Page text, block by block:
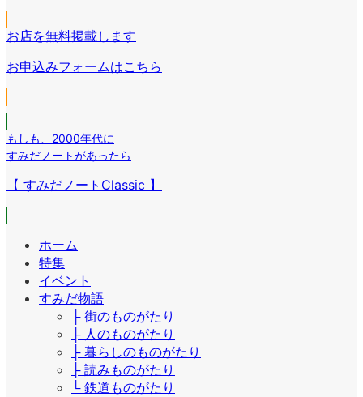
リ
ン
ク
ン
リ
ク
ン
リ
ン
ク
お店を無料掲載します
お申込みフォームはこちら
もしも
2000年代に
すみだノートがあったら
【 すみだノートClassic 】
ホーム
特集
イベント
すみだ物語
├ 街のものがたり
├ 人のものがたり
├ 暮らしのものがたり
├ 読みものがたり
└ 鉄道ものがたり